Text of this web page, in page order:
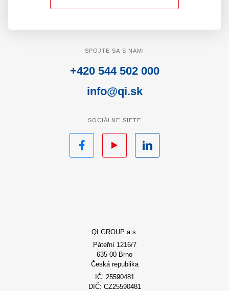
QI GROUP a.s.
Páteřní 1216/7
635 00 Brno
Česká republika
IČ: 25590481
DIČ: CZ25590481
SPOJTE SA S NAMI
+420 544 502 000
info@qi.sk
SOCIÁLNE SIETE
Facebook